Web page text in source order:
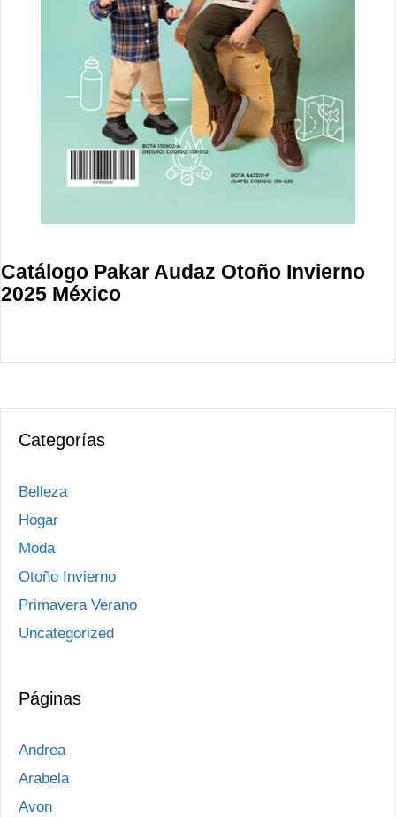
Catálogo Pakar Audaz Otoño Invierno
2025 México
Categorías
Belleza
Hogar
Moda
Otoño Invierno
Primavera Verano
Uncategorized
Páginas
Andrea
Arabela
Avon